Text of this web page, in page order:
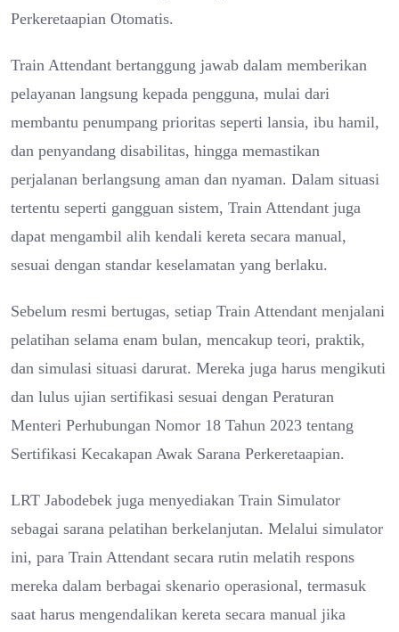
Perkeretaapian Otomatis.
Train Attendant bertanggung jawab dalam memberikan
pelayanan langsung kepada pengguna, mulai dari
membantu penumpang prioritas seperti lansia, ibu hamil,
dan penyandang disabilitas, hingga memastikan
perjalanan berlangsung aman dan nyaman. Dalam situasi
tertentu seperti gangguan sistem, Train Attendant juga
dapat mengambil alih kendali kereta secara manual,
sesuai dengan standar keselamatan yang berlaku.
Sebelum resmi bertugas, setiap Train Attendant menjalani
pelatihan selama enam bulan, mencakup teori, praktik,
dan simulasi situasi darurat. Mereka juga harus mengikuti
dan lulus ujian sertifikasi sesuai dengan Peraturan
Menteri Perhubungan Nomor 18 Tahun 2023 tentang
Sertifikasi Kecakapan Awak Sarana Perkeretaapian.
LRT Jabodebek juga menyediakan Train Simulator
sebagai sarana pelatihan berkelanjutan. Melalui simulator
ini, para Train Attendant secara rutin melatih respons
mereka dalam berbagai skenario operasional, termasuk
saat harus mengendalikan kereta secara manual jika